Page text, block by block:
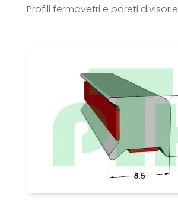
Profili fermavetri e pareti divisorie